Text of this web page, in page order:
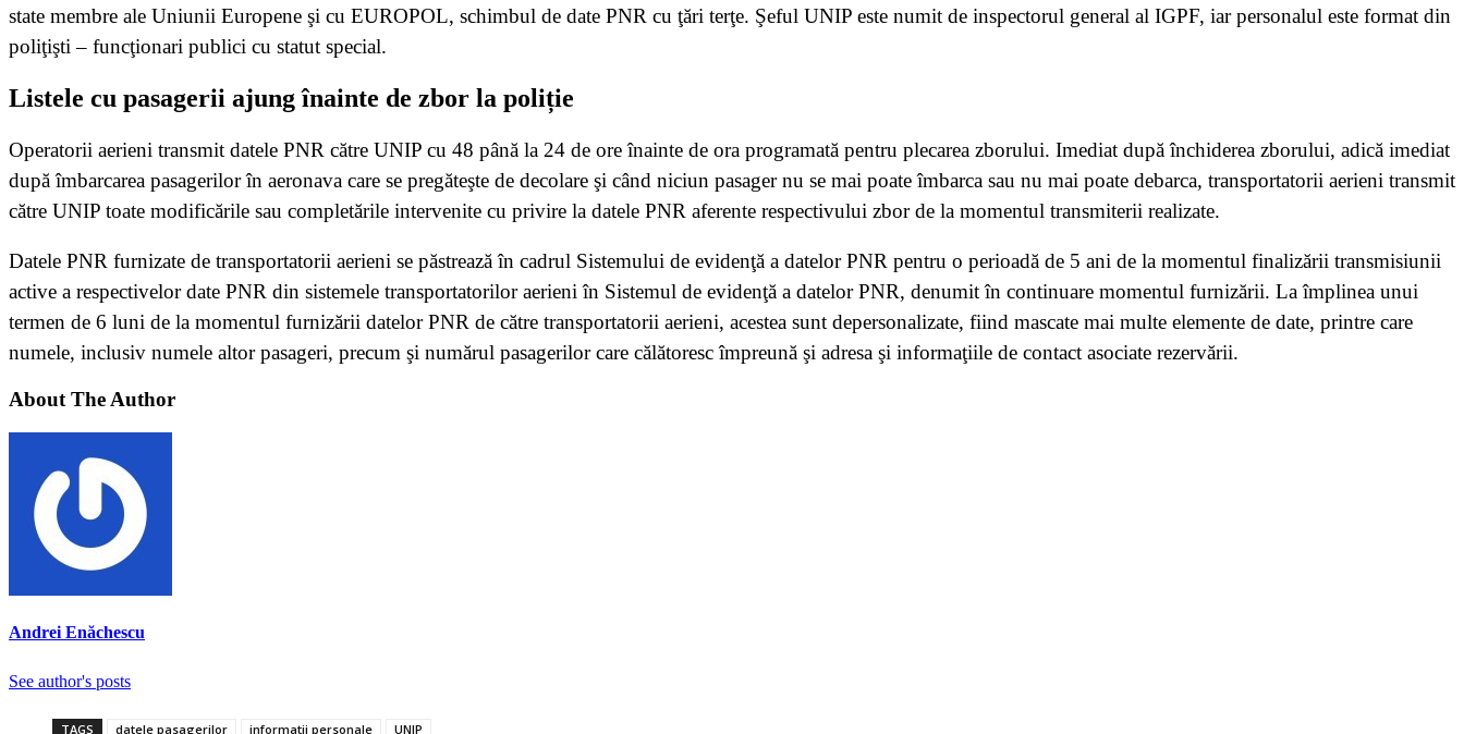
state membre ale Uniunii Europene şi cu EUROPOL, schimbul de date PNR cu ţări terţe. Şeful UNIP este numit de inspectorul general al IGPF, iar personalul este format din
poliţişti – funcţionari publici cu statut special.
Listele cu pasagerii ajung înainte de zbor la poliție
Operatorii aerieni transmit datele PNR către UNIP cu 48 până la 24 de ore înainte de ora programată pentru plecarea zborului. Imediat după închiderea zborului, adică imediat
după îmbarcarea pasagerilor în aeronava care se pregăteşte de decolare şi când niciun pasager nu se mai poate îmbarca sau nu mai poate debarca, transportatorii aerieni transmit
către UNIP toate modificările sau completările intervenite cu privire la datele PNR aferente respectivului zbor de la momentul transmiterii realizate.
Datele PNR furnizate de transportatorii aerieni se păstrează în cadrul Sistemului de evidenţă a datelor PNR pentru o perioadă de 5 ani de la momentul finalizării transmisiunii
active a respectivelor date PNR din sistemele transportatorilor aerieni în Sistemul de evidenţă a datelor PNR, denumit în continuare momentul furnizării. La împlinea unui
termen de 6 luni de la momentul furnizării datelor PNR de către transportatorii aerieni, acestea sunt depersonalizate, fiind mascate mai multe elemente de date, printre care
numele, inclusiv numele altor pasageri, precum şi numărul pasagerilor care călătoresc împreună şi adresa şi informaţiile de contact asociate rezervării.
About The Author
Andrei Enăchescu
See author's posts
TAGS datele pasagerilor informatii personale UNIP